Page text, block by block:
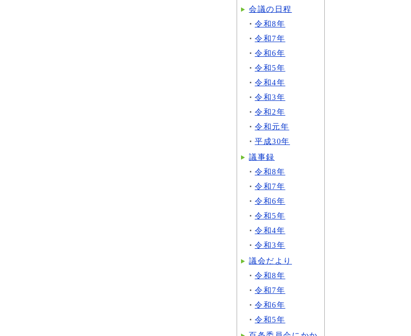
会議の日程
令和8年
令和7年
令和6年
令和5年
令和4年
令和3年
令和2年
令和元年
平成30年
議事録
令和8年
令和7年
令和6年
令和5年
令和4年
令和3年
議会だより
令和8年
令和7年
令和6年
令和5年